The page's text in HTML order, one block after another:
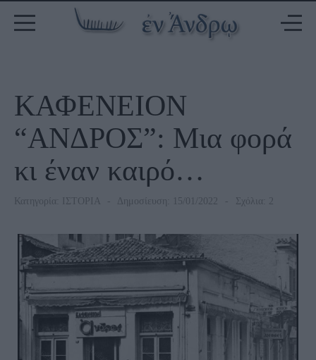
ΚΑΦΕΝΕΙΟΝ
“ΑΝΔΡΟΣ”: Μια φορά
κι έναν καιρό…
Κατηγορία: ΙΣΤΟΡΙΑ Δημοσίευση: 15/01/2022 Σχόλια: 2